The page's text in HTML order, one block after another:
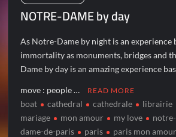
NOTRE-DAME by day
As Notre-Dame by night is an experience
immortality as monuments, bridges and
Dame by day is an amazing experience
move : people … READ MORE
boat cathedral cathedrale librairie
mariage
mon amour my love
dame-de-paris
paris paris mon amour